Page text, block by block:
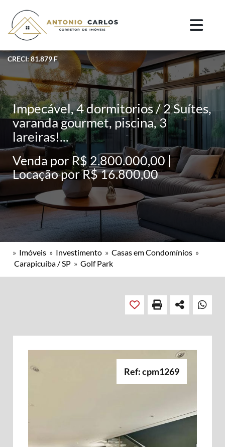
CRECI: 81.879 F
Impecável, 4 dormitorios / 2 Suítes,
varanda gourmet, piscina, 3
lareiras!...
Venda por R$ 2.800.000,00 |
Locação por R$ 16.800,00
» Imóveis » Investimento » Casas em Condomínios »
Carapicuíba / SP » Golf Park
Ref: cpm1269